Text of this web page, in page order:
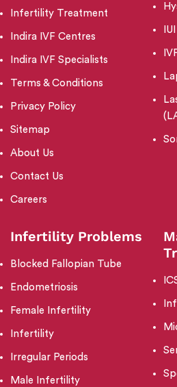
Infertility Treatment
Indira IVF Centres
Indira IVF Specialists
Terms & Conditions
Privacy Policy
Sitemap
About Us
Contact Us
Careers
Infertility Problems
Blocked Fallopian Tube
Endometriosis
Female Infertility
Infertility
Irregular Periods
Male Infertility